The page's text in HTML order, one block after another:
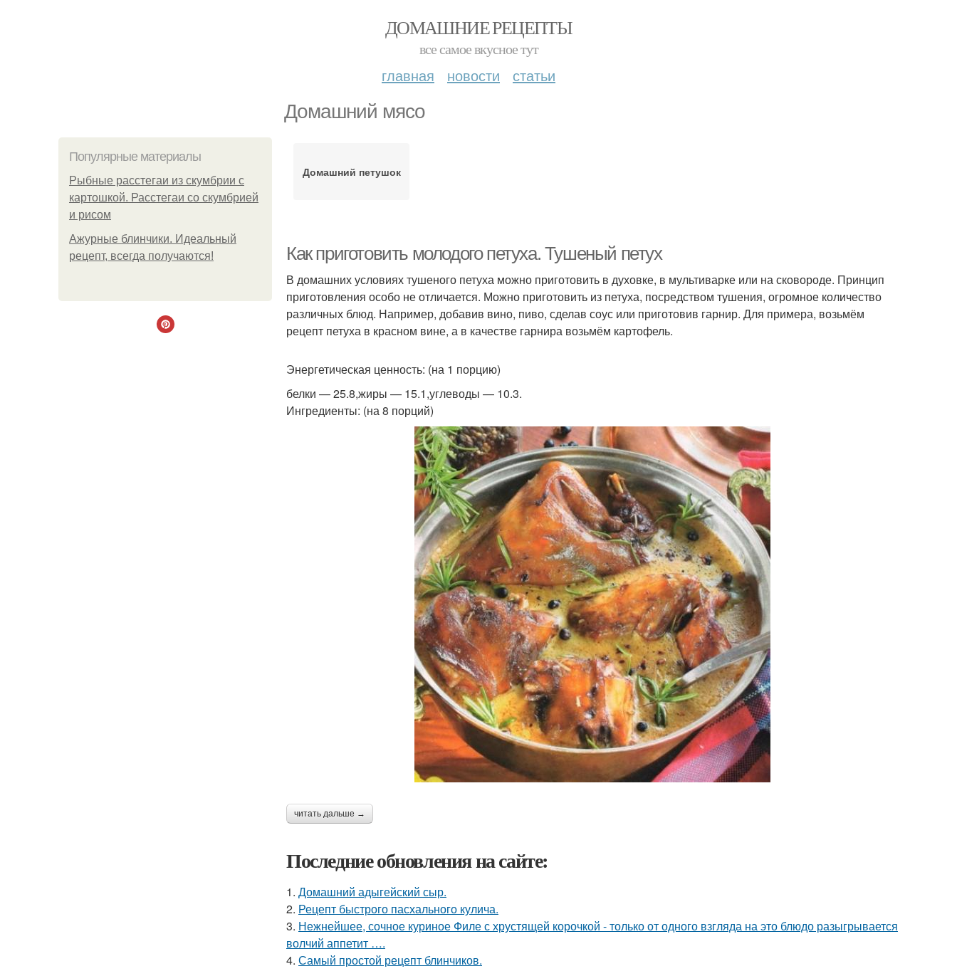
ДОМАШНИЕ РЕЦЕПТЫ
все самое вкусное тут
главная новости статьи
Домашний мясо
Популярные материалы
Рыбные расстегаи из скумбрии с
картошкой. Расстегаи со скумбрией
и рисом
Ажурные блинчики. Идеальный
рецепт, всегда получаются!
Домашний петушок
Как приготовить молодого петуха. Тушеный петух
В домашних условиях тушеного петуха можно приготовить в духовке, в мультиварке или на сковороде. Принцип
приготовления особо не отличается. Можно приготовить из петуха, посредством тушения, огромное количество
различных блюд. Например, добавив вино, пиво, сделав соус или приготовив гарнир. Для примера, возьмём
рецепт петуха в красном вине, а в качестве гарнира возьмём картофель.
Энергетическая ценность: (на 1 порцию)
белки — 25.8,жиры — 15.1,углеводы — 10.3.
Ингредиенты: (на 8 порций)
читать дальше →
Последние обновления на сайте:
1. Домашний адыгейский сыр.
2. Рецепт быстрого пасхального кулича.
3. Нежнейшее, сочное куриное Филе с хрустящей корочкой - только от одного взгляда на это блюдо разыгрывается
волчий аппетит ….
4. Самый простой рецепт блинчиков.